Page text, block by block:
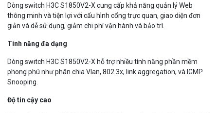
Dòng switch H3C S1850V2-X cung cấp khả năng quản lý Web
thông minh và tiện lợi với cấu hình cổng trực quan, giao diện đơn
giản và dễ sử dụng, giảm chi phí vận hành và bảo trì.
Tính năng đa dạng
Dòng switch H3C S1850V2-X hỗ trợ nhiều tính năng phần mềm
phong phú như phân chia Vlan, 802.3x, link aggregation, và IGMP
Snooping.
Độ tin cậy cao